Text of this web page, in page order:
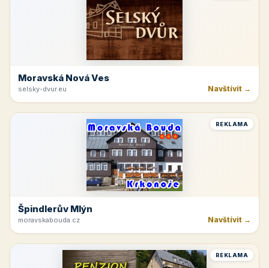
Moravská Nová Ves
selsky-dvur.eu Navštívit →
REKLAMA
Špindlerův Mlýn
moravskabouda.cz Navštívit →
REKLAMA